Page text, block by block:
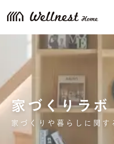
家づくりラボ
家づくりや暮らしに関す